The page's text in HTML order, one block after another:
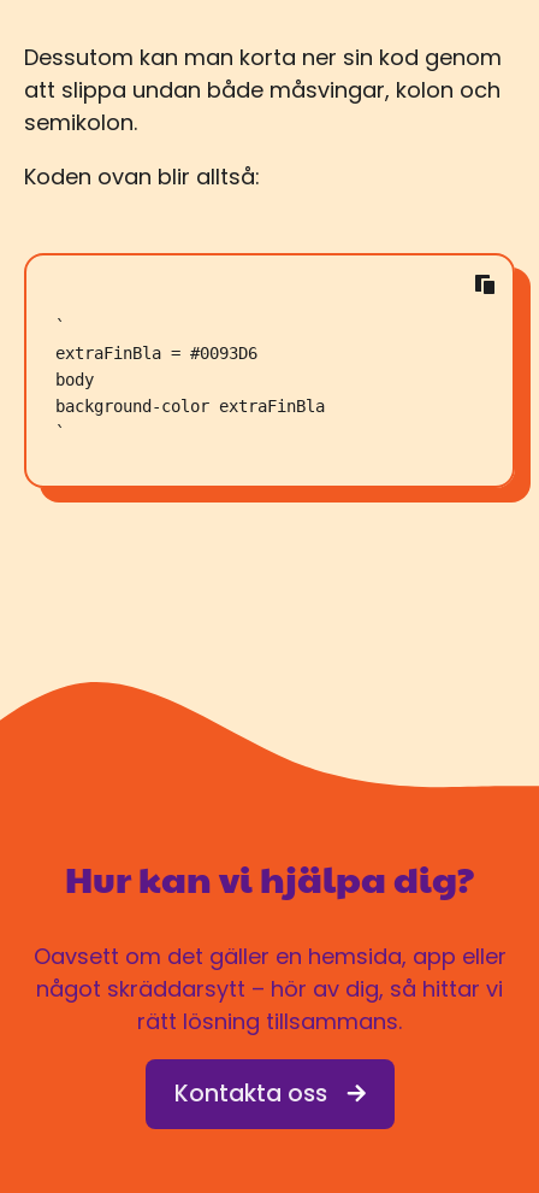
Dessutom kan man korta ner sin kod genom
att slippa undan både måsvingar, kolon och
semikolon.
Koden ovan blir alltså:
`
extraFinBla = #0093D6
body
background-color extraFinBla
`
Hur kan vi hjälpa dig?
Oavsett om det gäller en hemsida, app eller
något skräddarsytt – hör av dig, så hittar vi
rätt lösning tillsammans.
Kontakta oss